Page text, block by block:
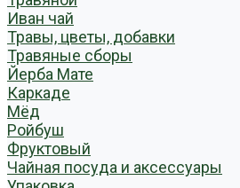
Иван чай
Травы, цветы, добавки
Травяные сборы
Йерба Мате
Каркаде
Мёд
Ройбуш
Фруктовый
Чайная посуда и аксессуары